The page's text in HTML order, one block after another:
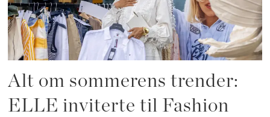
Alt om sommerens trender:
ELLE inviterte til Fashion